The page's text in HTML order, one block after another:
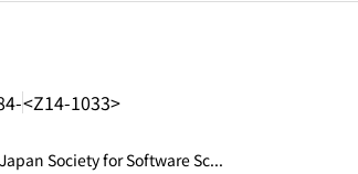
<Z14-1033>
Japan Society for Software Sc...